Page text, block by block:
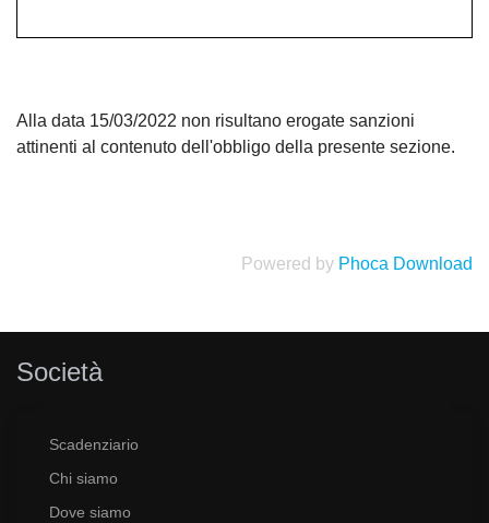
Alla data 15/03/2022 non risultano erogate sanzioni
attinenti al contenuto dell'obbligo della presente sezione.
Powered by Phoca Download
Società
Scadenziario
Chi siamo
Dove siamo